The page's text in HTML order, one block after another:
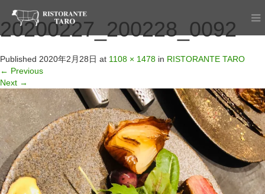
20200227_200228_0092
Published 2020年2月28日 at 1108 × 1478 in RISTORANTE TARO
← Previous
Next →